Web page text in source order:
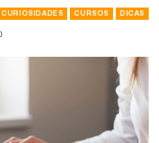
CURIOSIDADES CURSOS DICAS